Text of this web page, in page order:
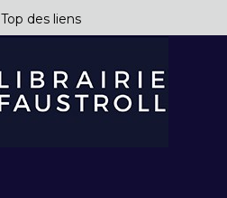
Top des liens